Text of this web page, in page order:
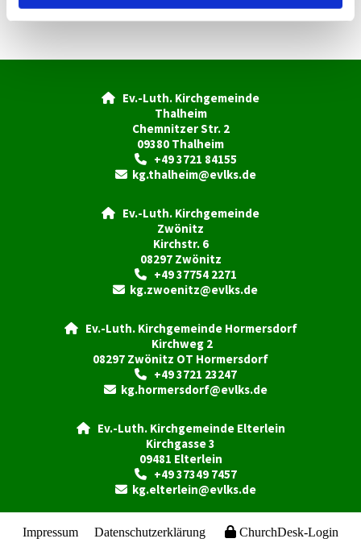

Ev.-Luth. Kirchgemeinde
Thalheim
Chemnitzer Str. 2
09380 Thalheim
+49 3721 84155
 kg.thalheim@evlks.de

Ev.-Luth. Kirchgemeinde
Zwönitz
Kirchstr. 6
08297 Zwönitz
+49 37754 2271
 kg.zwoenitz@evlks.de
Ev.-Luth. Kirchgemeinde Hormersdorf
Kirchweg 2
08297 Zwönitz OT Hormersdorf
+49 3721 23247
 kg.hormersdorf@evlks.de
Ev.-Luth. Kirchgemeinde Elterlein
Kirchgasse 3
09481 Elterlein
+49 37349 7457
 kg.elterlein@evlks.de
Impressum Datenschutzerklärung ChurchDesk-Login